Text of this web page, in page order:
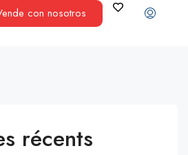
con nosotros
récents